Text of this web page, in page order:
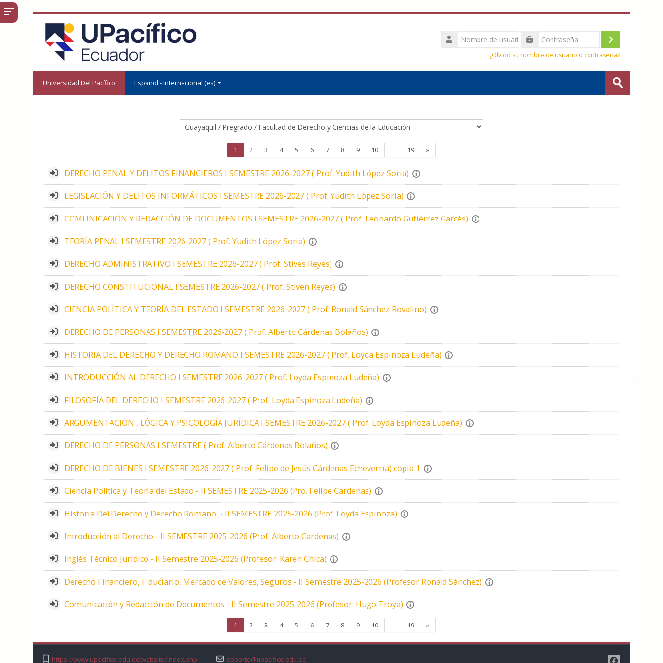
Salta al contenido principal
Nombre
de
Acceder
¿Olvidó su nombre de usuario o contraseña?
Universidad Del Pacífico Español - Internacional ‎(es)‎ Enviar
Categorías
1 Página 1
2 Página 2
3 Página 3
4Página 4
5 Página 5
6Página 6
7Página 7
8Página 8
9Página 9
10Página 10
… 19Página 19
»Siguiente página
DERECHO PENAL Y DELITOS FINANCIEROS I SEMESTRE 2026-2027 ( Prof. Yudith López Soria)
LEGISLACIÓN Y DELITOS INFORMÁTICOS I SEMESTRE 2026-2027 ( Prof. Yudith López Soría)
COMUNICACIÓN Y REDACCIÓN DE DOCUMENTOS I SEMESTRE 2026-2027 ( Prof. Leonardo Gutiérrez Garcés)
TEORÍA PENAL I SEMESTRE 2026-2027 ( Prof. Yudith López Soria)
DERECHO ADMINISTRATIVO I SEMESTRE 2026-2027 ( Prof. Stives Reyes)
DERECHO CONSTITUCIONAL I SEMESTRE 2026-2027 ( Prof. Stiven Reyes)
CIENCIA POLÍTICA Y TEORÍA DEL ESTADO I SEMESTRE 2026-2027 ( Prof. Ronald Sánchez Rovalino)
DERECHO DE PERSONAS I SEMESTRE 2026-2027 ( Prof. Alberto Cárdenas Bolaños)
HISTORIA DEL DERECHO Y DERECHO ROMANO I SEMESTRE 2026-2027 ( Prof. Loyda Espinoza Ludeña)
INTRODUCCIÓN AL DERECHO I SEMESTRE 2026-2027 ( Prof. Loyda Espinoza Ludeña)
FILOSOFÍA DEL DERECHO I SEMESTRE 2026-2027 ( Prof. Loyda Espinoza Ludeña)
ARGUMENTACIÓN , LÓGICA Y PSICOLOGÍA JURÍDICA I SEMESTRE 2026-2027 ( Prof. Loyda Espinoza Ludeña)
DERECHO DE PERSONAS I SEMESTRE ( Prof. Alberto Cárdenas Bolaños)
DERECHO DE BIENES I SEMESTRE 2026-2027 ( Prof. Felipe de Jesús Cárdenas Echeverría) copia 1
Ciencia Política y Teoría del Estado - II SEMESTRE 2025-2026 (Pro. Felipe Cardenas)
Historia Del Derecho y Derecho Romano - II SEMESTRE 2025-2026 (Prof. Loyda Espinoza)
Introducción al Derecho - II SEMESTRE 2025-2026 (Prof. Alberto Cardenas)
Inglés Técnico Jurídico - II Semestre 2025-2026 (Profesor: Karen Chica)
Derecho Financiero, Fiduciario, Mercado de Valores, Seguros - II Semestre 2025-2026 (Profesor Ronald Sánchez)
Comunicación y Redacción de Documentos - II Semestre 2025-2026 (Profesor: Hugo Troya)
1 Página 1
2 Página 2
3 Página 3
4Página 4
5 Página 5
6Página 6
7Página 7
8Página 8
9Página 9
10Página 10
… 19Página 19
»Siguiente página
https://www.upacifico.edu.ec/website/index.php soporte@upacifico.edu.ec